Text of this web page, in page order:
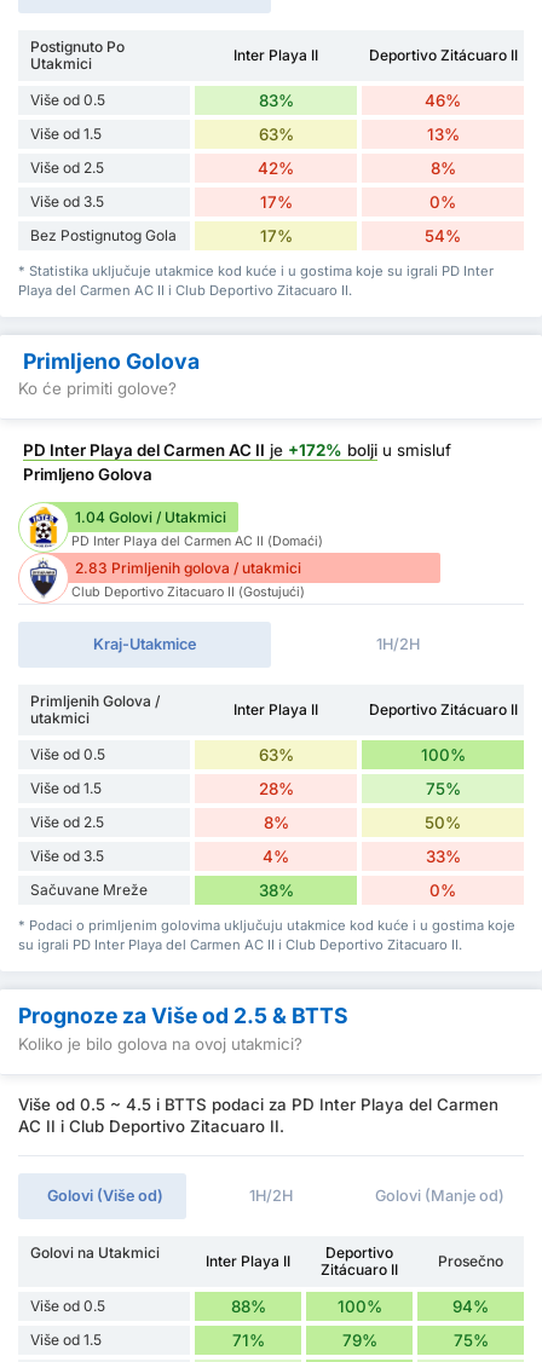
Postignuto Po
Utakmici
Inter Playa II Deportivo Zitácuaro II
Više od 0.5 83% 46%
Više od 1.5 63% 13%
Više od 2.5 42% 8%
Više od 3.5 17% 0%
Bez Postignutog Gola 17% 54%
* Statistika uključuje utakmice kod kuće i u gostima koje su igrali PD Inter
Playa del Carmen AC II i Club Deportivo Zitacuaro II.
Primljeno Golova
Ko će primiti golove?
PD Inter Playa del Carmen AC II je +172% bolji u smisluf
Primljeno Golova
1.04 Golovi / Utakmici
PD Inter Playa del Carmen AC II (Domaći)
2.83 Primljenih golova / utakmici
Club Deportivo Zitacuaro II (Gostujući)
Kraj-Utakmice 1H/2H
Primljenih Golova /
utakmici
Inter Playa II Deportivo Zitácuaro II
Više od 0.5 63% 100%
Više od 1.5 28% 75%
Više od 2.5 8% 50%
Više od 3.5 4% 33%
Sačuvane Mreže 38% 0%
* Podaci o primljenim golovima uključuju utakmice kod kuće i u gostima koje
su igrali PD Inter Playa del Carmen AC II i Club Deportivo Zitacuaro II.
Prognoze za Više od 2.5 & BTTS
Koliko je bilo golova na ovoj utakmici?
Više od 0.5 ~ 4.5 i BTTS podaci za PD Inter Playa del Carmen
AC II i Club Deportivo Zitacuaro II.
Golovi (Više od) 1H/2H Golovi (Manje od)
Golovi na Utakmici Inter Playa II
Deportivo
Zitácuaro II
Prosečno
Više od 0.5 88% 100% 94%
Više od 1.5 71% 79% 75%